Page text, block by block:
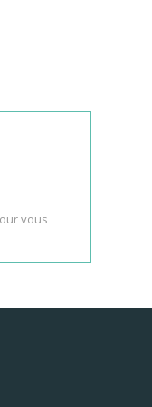
vous